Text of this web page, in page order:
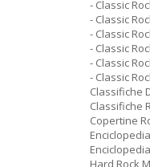
- Classic
- Classic
- Classic
- Classic
- Classic
- Classic
Classifiche
Classifiche
Copertine
Hard Rock